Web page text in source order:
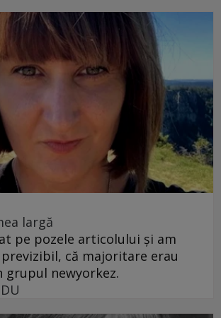
largă
pe pozele articolului și am
că majoritare erau
newyorkez.